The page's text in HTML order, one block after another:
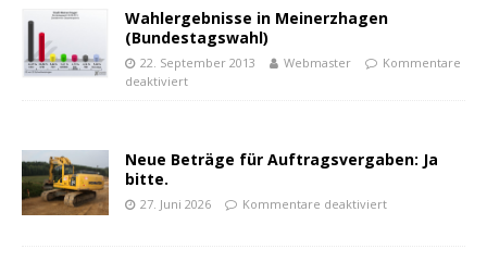
Wahlergebnisse in Meinerzhagen
(Bundestagswahl)
22. September 2013 Webmaster
Kommentare
deaktiviert
Neue Beträge für Auftragsvergaben: Ja
bitte.
27. Juni 2026 Kommentare deaktiviert